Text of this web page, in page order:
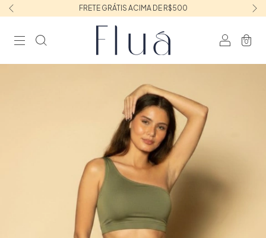
FRETE GRÁTIS ACIMA DE R$500
0